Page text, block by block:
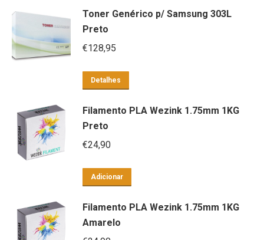
Toner Genérico p/ Samsung 303L
Preto
€128,95
Detalhes
Filamento PLA Wezink 1.75mm 1KG
Preto
€24,90
Adicionar
Filamento PLA Wezink 1.75mm 1KG
Amarelo